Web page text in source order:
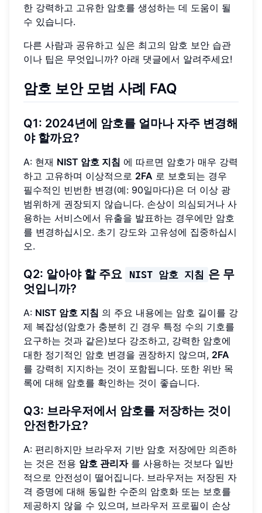
한 강력하고 고유한 암호를 생성하는 데 도움이 될
수 있습니다.
다른 사람과 공유하고 싶은 최고의 암호 보안 습관
이나 팁은 무엇입니까? 아래 댓글에서 알려주세요!
암호 보안 모범 사례 FAQ
Q1: 2024년에 암호를 얼마나 자주 변경해
야 할까요?
A: 현재 NIST 암호 지침 에 따르면 암호가 매우 강력
하고 고유하며 이상적으로 2FA 로 보호되는 경우
필수적인 빈번한 변경(예: 90일마다)은 더 이상 광
범위하게 권장되지 않습니다. 손상이 의심되거나 사
용하는 서비스에서 유출을 발표하는 경우에만 암호
를 변경하십시오. 초기 강도와 고유성에 집중하십시
오.
Q2: 알아야 할 주요 NIST 암호 지침 은 무
엇입니까?
A: NIST 암호 지침 의 주요 내용에는 암호 길이를 강
제 복잡성(암호가 충분히 긴 경우 특정 수의 기호를
요구하는 것과 같은)보다 강조하고, 강력한 암호에
대한 정기적인 암호 변경을 권장하지 않으며, 2FA
를 강력히 지지하는 것이 포함됩니다. 또한 위반 목
록에 대해 암호를 확인하는 것이 좋습니다.
Q3: 브라우저에서 암호를 저장하는 것이
안전한가요?
A: 편리하지만 브라우저 기반 암호 저장에만 의존하
는 것은 전용 암호 관리자를 사용하는 것보다 일반
적으로 안전성이 떨어집니다. 브라우저는 저장된 자
격 증명에 대해 동일한 수준의 암호화 또는 보호를
제공하지 않을 수 있으며, 브라우저 프로필이 손상